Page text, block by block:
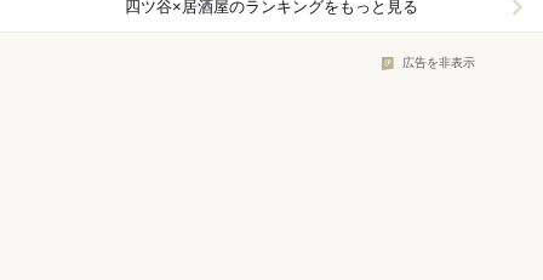
四ツ谷×居酒屋のランキングをもっと見る
広告を非表示